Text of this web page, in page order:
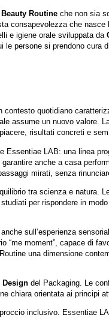
Beauty Routine che non sia
consapevolezza che nasce
e igiene orale sviluppata da
le persone si prendono cura
contesto quotidiano
assume un nuovo valore.
risultati concreti e
Essentiae LAB: una linea
anche a casa
mirati, senza
tra scienza e natura .
per rispondere in
sull’esperienza
“me moment”, capace di
una dimensione
Design del Packaging. Le
chiara orientata ai principi
inclusivo. Essentiae